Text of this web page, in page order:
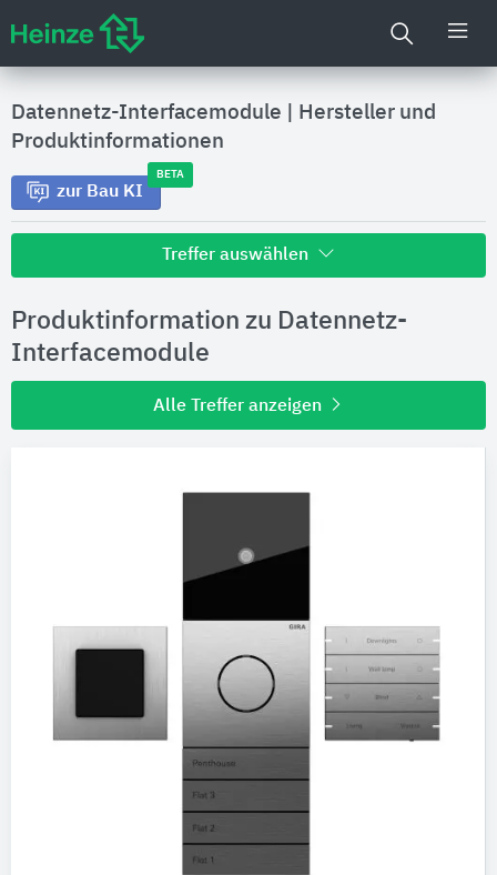
Datennetz-Interfacemodule
Hersteller und
Produktinformationen
zur Bau KI
BETA
Treffer auswählen
Hersteller
Produktinformationen
Expertenprofile
Produktinformation zu Datennetz-
Interfacemodule
Alle Treffer anzeigen